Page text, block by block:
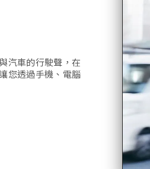
汽車的行駛聲，在
您透過手機、電腦